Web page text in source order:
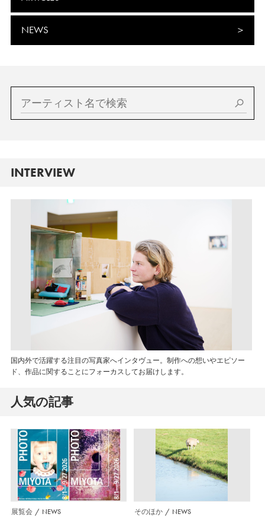
NEWS
INTERVIEW
国内外で活躍する注目の写真家へインタヴュー。制作への想いやエピソー
ド、作品に関することにフォーカスしてお届けします。
人気の記事
展覧会 NEWS そのほか NEWS